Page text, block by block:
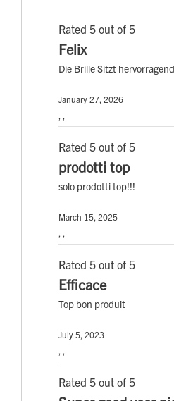
Rated 5 out of 5
Felix
Die Brille Sitzt
January 27, 2026
Rated 5 out of 5
prodotti top
solo prodotti top!!!
March 15, 2025
Rated 5 out of 5
Efficace
Top bon produit
July 5, 2023
Rated 5 out of 5